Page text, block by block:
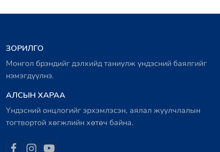
ЗОРИЛГО
Монгол брэндийг дэлхийд таниулж үндэсний баялгийг
нэмэгдүүлнэ.
АЛСЫН ХАРАА
Үндэсний онцлогийг эрхэмлэсэн, аялал жуулчлалын
тогтвортой хөгжлийн хөтөч байна.